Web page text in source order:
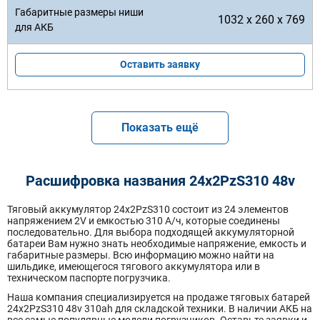
1032 x 260 x 769
Оставить заявку
Показать ещё
Расшифровка названия 24х2PzS310 48v
Тяговый аккумулятор 24x2PzS310 состоит из 24 элементов
напряжением 2V и емкостью 310 А/ч, которые соединены
последовательно. Для выбора подходящей аккумуляторной
батареи Вам нужно знать необходимые напряжение, емкость и
габаритные размеры. Всю информацию можно найти на
шильдике, имеющегося тягового аккумулятора или в
техническом паспорте погрузчика.
Наша компания специализируется на продаже тяговых батарей
24х2PzS310 48v 310ah для складской техники. В наличии АКБ на